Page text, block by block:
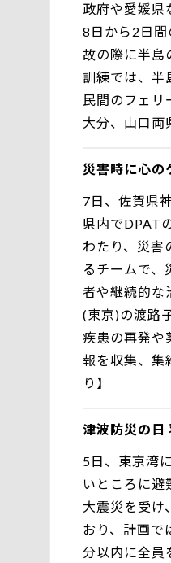
政府や愛媛県
8日から2日
故の際に半島
訓練では、半
民間のフェリ
大分、山口両
災害時に心の
7日、佐賀県
県内でDPAT
わたり、災害
るチームで、
者や継続的な
(東京)の渡路
疾患の再発や
報を収集、集
り】
津波防災の日
5日、東京湾
いところに避
大震災を受け
おり、計画で
分以内に全員